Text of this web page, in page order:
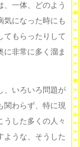
、一体、どのよう
気になった時にも
てもらったりして
に非常に多く溜ま
、いろいろ問題が
関わらず、特に現
うした多くの人々
ような、そうした